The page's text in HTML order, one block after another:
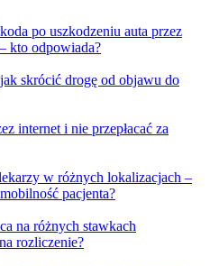
po uszkodzeniu auta przez
kto odpowiada?
skrócić drogę od objawu do
internet i nie przepłacać za
w różnych lokalizacjach –
pacjenta?
na różnych stawkach
rozliczenie?